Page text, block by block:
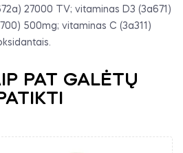
27000 TV; vitaminas D3 (3a671)
500mg; vitaminas C (3a311)
PAT GALĖTŲ